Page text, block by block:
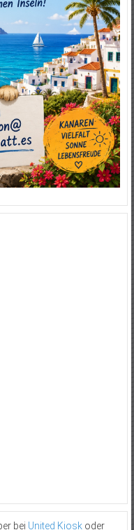
bei United Kioskoder